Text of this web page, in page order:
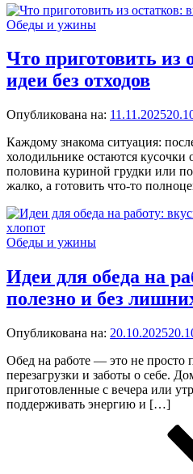
Обеды и ужины
Что приготовить из
идеи без отходов
Опубликована на: 11.11.2025
Каждому знакома ситуация:
холодильнике остаются
половина куриной грудки или
жалко, а готовить что-то
Обеды и ужины
Идеи для обеда на
полезно и без
Опубликована на: 20.10.2025
Обед на работе — это не
перезагрузки и заботы о себе.
приготовленные с вечера или
поддерживать энергию и […]